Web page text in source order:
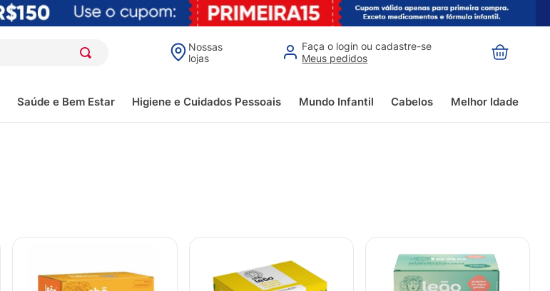
Nossas
lojas
Faça o login ou cadastre-se
Meus pedidos
Saúde e Bem Estar Higiene e Cuidados Pessoais Mundo Infantil Cabelos Melhor Idade